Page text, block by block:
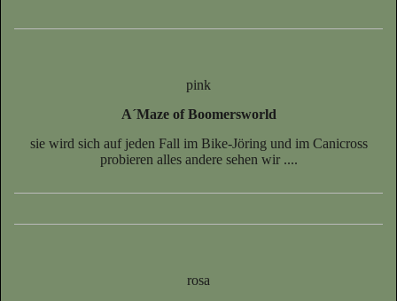
pink
A´Maze of Boomersworld
sie wird sich auf jeden Fall im Bike-Jöring und im Canicross
probieren alles andere sehen wir ....
rosa